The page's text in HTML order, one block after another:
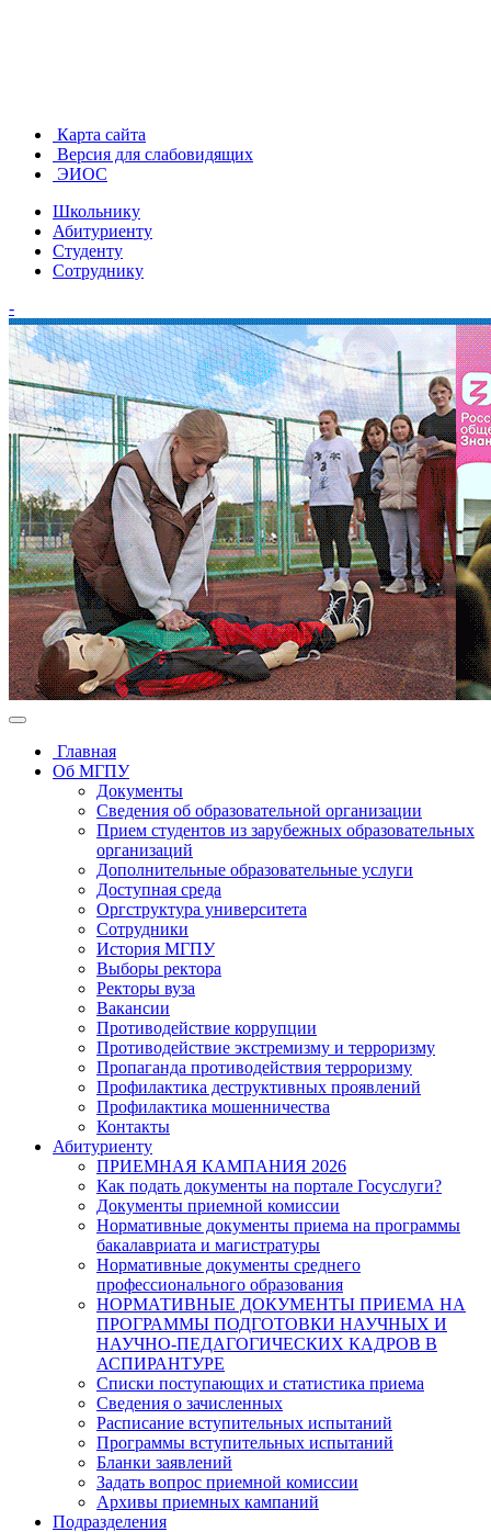
Карта сайта
Версия для слабовидящих
ЭИОС
Школьнику
Абитуриенту
Студенту
Сотруднику
-
Главная
Об МГПУ
Документы
Сведения об образовательной организации
Прием студентов из зарубежных образовательных
организаций
Дополнительные образовательные услуги
Доступная среда
Оргструктура университета
Сотрудники
История МГПУ
Выборы ректора
Ректоры вуза
Вакансии
Противодействие коррупции
Противодействие экстремизму и терроризму
Пропаганда противодействия терроризму
Профилактика деструктивных проявлений
Профилактика мошенничества
Контакты
Абитуриенту
ПРИЕМНАЯ КАМПАНИЯ 2026
Как подать документы на портале Госуслуги?
Документы приемной комиссии
Нормативные документы приема на программы
бакалавриата и магистратуры
Нормативные документы среднего
профессионального образования
НОРМАТИВНЫЕ ДОКУМЕНТЫ ПРИЕМА НА
ПРОГРАММЫ ПОДГОТОВКИ НАУЧНЫХ И
НАУЧНО-ПЕДАГОГИЧЕСКИХ КАДРОВ В
АСПИРАНТУРЕ
Списки поступающих и статистика приема
Сведения о зачисленных
Расписание вступительных испытаний
Программы вступительных испытаний
Бланки заявлений
Задать вопрос приемной комиссии
Архивы приемных кампаний
Подразделения